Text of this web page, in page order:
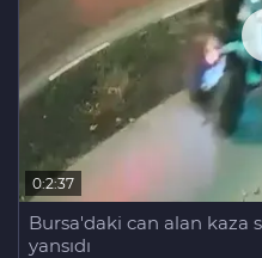
0:2:37
Bursa'daki can alan kaza
yansıdı